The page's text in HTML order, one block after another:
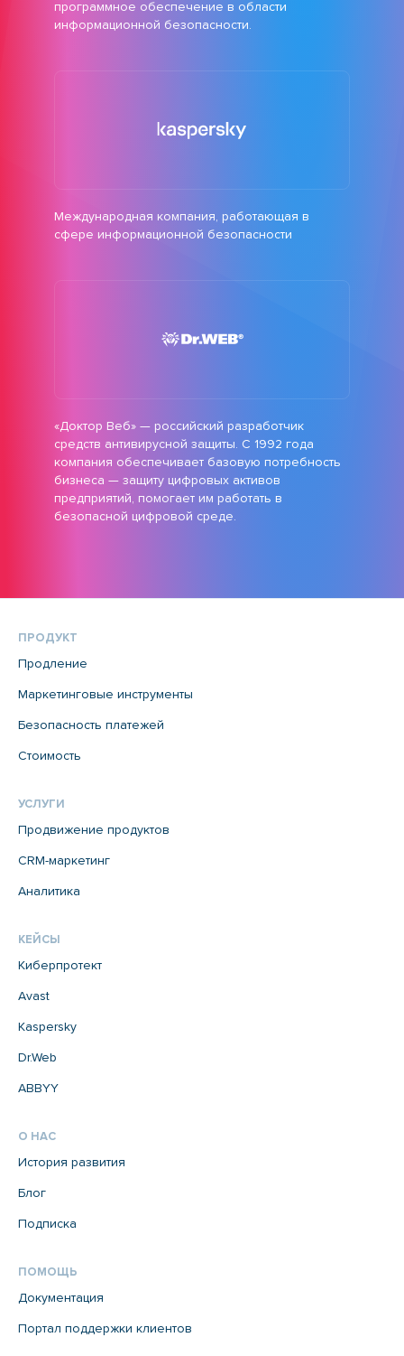
программное обеспечение в области
информационной безопасности.
Международная компания, работающая в
сфере информационной безопасности
«Доктор Веб» — российский разработчик
средств антивирусной защиты. С 1992 года
компания обеспечивает базовую потребность
бизнеса — защиту цифровых активов
предприятий, помогает им работать в
безопасной цифровой среде.
ПРОДУКТ
Продление
Маркетинговые инструменты
Безопасность платежей
Стоимость
УСЛУГИ
Продвижение продуктов
CRM-маркетинг
Аналитика
КЕЙСЫ
Киберпротект
Avast
Kaspersky
Dr.Web
ABBYY
О НАС
История развития
Блог
Подписка
ПОМОЩЬ
Документация
Портал поддержки клиентов